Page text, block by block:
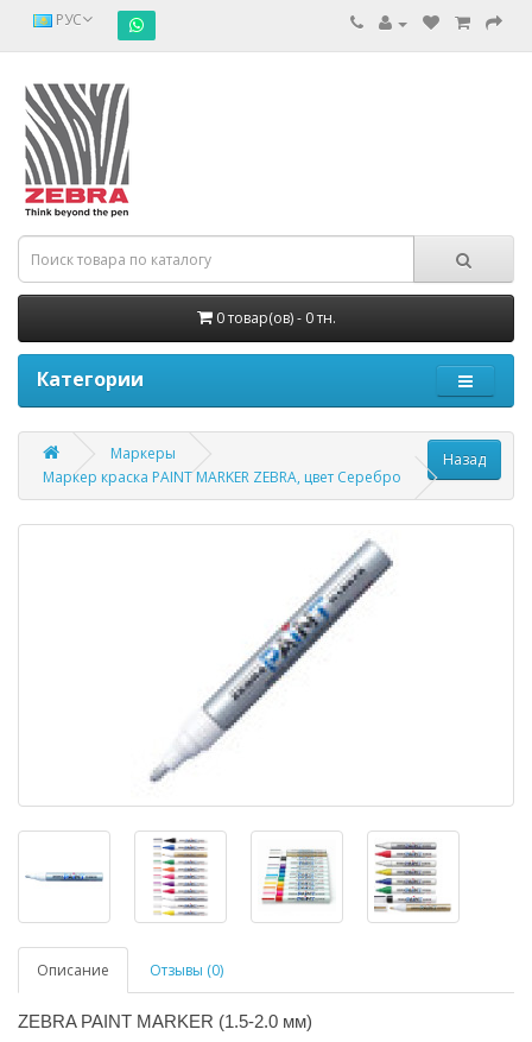
РУС
0 товар(ов) - 0 тн.
Категории
Маркеры
Маркер краска PAINT MARKER ZEBRA, цвет Серебро
Описание Отзывы (0)
ZEBRA PAINT MARKER (1.5-2.0 мм)